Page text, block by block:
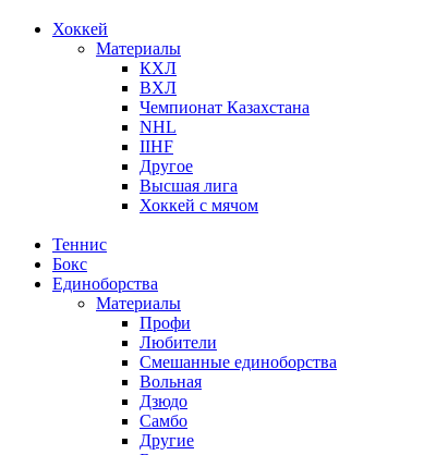
Хоккей
Материалы
КХЛ
ВХЛ
Чемпионат Казахстана
NHL
IIHF
Другое
Высшая лига
Хоккей с мячом
Теннис
Бокс
Единоборства
Материалы
Профи
Любители
Смешанные единоборства
Вольная
Дзюдо
Самбо
Другие